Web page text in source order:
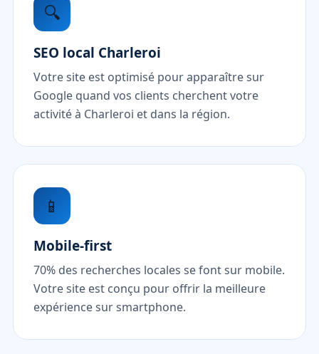
🔍
SEO local Charleroi
Votre site est optimisé pour apparaître sur
Google quand vos clients cherchent votre
activité à Charleroi et dans la région.
📱
Mobile-first
70% des recherches locales se font sur mobile.
Votre site est conçu pour offrir la meilleure
expérience sur smartphone.